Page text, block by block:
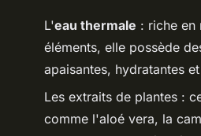
L'eau thermale : riche en
éléments, elle possède
apaisantes, hydratantes
Les extraits de plantes :
comme l'aloé vera, la